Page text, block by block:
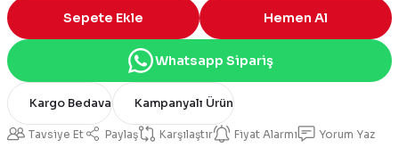
Sepete Ekle Hemen Al
Whatsapp Sipariş
Kargo Bedava Kampanyalı Ürün
Tavsiye Et Paylaş Karşılaştır Fiyat Alarmı Yorum Yaz